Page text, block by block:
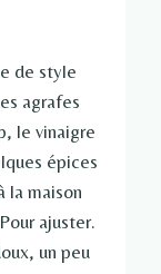
de style
agrafes
le vinaigre
épices
la maison
ajuster.
un peu